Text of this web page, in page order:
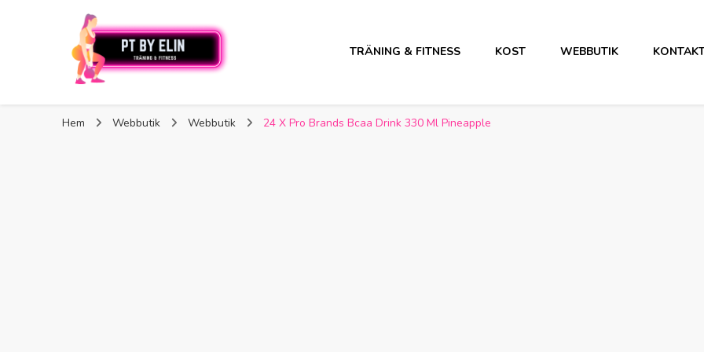
PT By Elin
PT By Elin
TRÄNING & FITNESS KOST WEBBUTIK
Hem Webbutik Webbutik 24 X Pro Brands Bcaa Drink 330 Ml Pineapple